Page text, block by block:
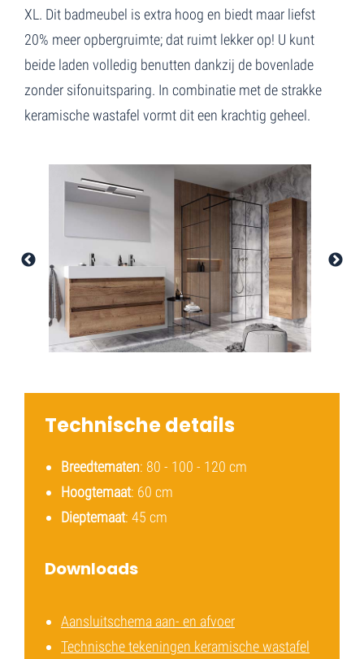
XL. Dit badmeubel is extra hoog en biedt maar liefst
20% meer opbergruimte; dat ruimt lekker op! U kunt
beide laden volledig benutten dankzij de bovenlade
zonder sifonuitsparing. In combinatie met de strakke
keramische wastafel vormt dit een krachtig geheel.
Technische details
Breedtematen: 80 - 100 - 120 cm
Hoogtemaat: 60 cm
Dieptemaat: 45 cm
Downloads
Aansluitschema aan- en afvoer
Technische tekeningen keramische wastafel